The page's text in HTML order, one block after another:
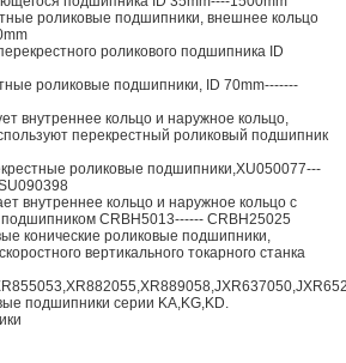
роликовые подшипники, внешнее кольцо
роликового подшипника ID
роликовые подшипники, ID 70mm-------
внутреннее кольцо и наружное кольцо,
перекрестный роликовый подшипник
роликовые подшипники,XU050077---
внутреннее кольцо и наружное кольцо с
CRBH5013------ CRBH25025
конические роликовые подшипники,
вертикального токарного станка
подшипники серии KA,KG,KD.